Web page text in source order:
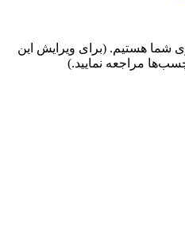
پاسخگوی شما هستیم. (برای ویرایش این
مراجعه نمایید.)